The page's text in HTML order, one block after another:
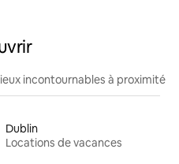
incontournables à proximité
Dublin
Locations de vacances